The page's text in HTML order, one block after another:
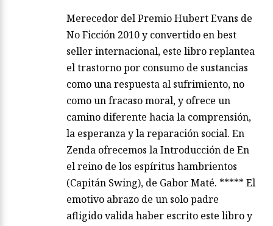
Merecedor del Premio Hubert Evans de
No Ficción 2010 y convertido en best
seller internacional, este libro replantea
el trastorno por consumo de sustancias
como una respuesta al sufrimiento, no
como un fracaso moral, y ofrece un
camino diferente hacia la comprensión,
la esperanza y la reparación social. En
Zenda ofrecemos la Introducción de En
el reino de los espíritus hambrientos
(Capitán Swing), de Gabor Maté. ***** El
emotivo abrazo de un solo padre
afligido valida haber escrito este libro y